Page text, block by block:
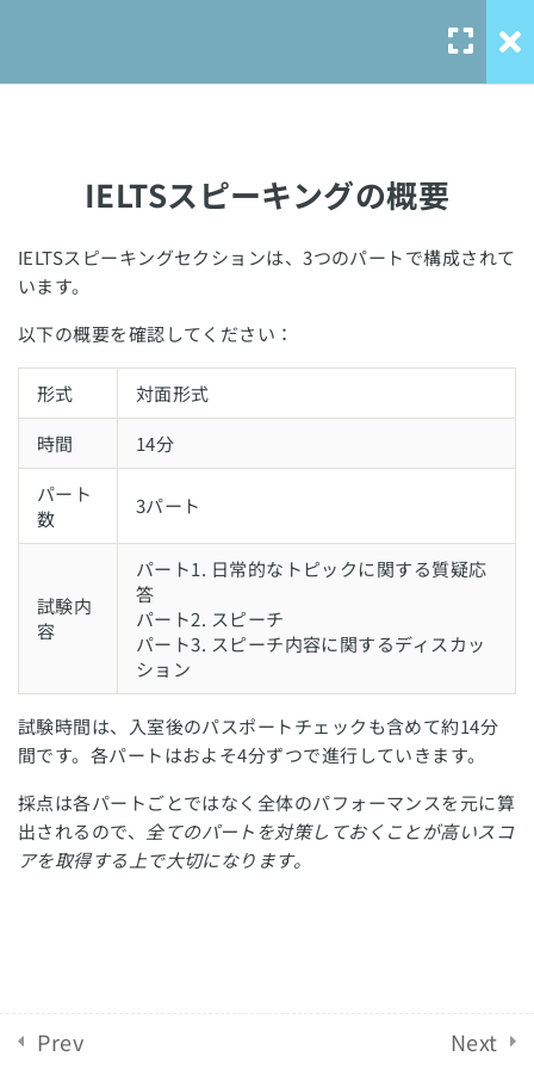
Task1
Task2
IELTSスピーキング対策 12
IELTSスピーキングの概要
IELTSスピーキングの採点基準
基本の回答方法
スコアアップのポイント
スピーキングで役立つ表現
パート1対策
【パート1】質問集
パート2対策
【パート2】質問集
対処法
IELTSスピーキングの概要
IELTSスピーキングセクションは、3つのパートで構成されて
います。
以下の概要を確認してください：
形式
対面形式
時間
14分
パート
数
3パート
試験内
容
パート1. 日常的なトピックに関する質疑応
答
パート2. スピーチ
パート3. スピーチ内容に関するディスカッ
ション
試験時間は、入室後のパスポートチェックも含めて約14分
間です。各パートはおよそ4分ずつで進行していきます。
採点は各パートごとではなく全体のパフォーマンスを元に算
出されるので、 全てのパートを対策しておくことが高いスコ
アを取得する上で大切になります。
Prev Next
Our Service
solo-
language.com
solo-ielts-
toefl.com
English Revolution 2021. Powered bySolo Group
Co.,Ltd.